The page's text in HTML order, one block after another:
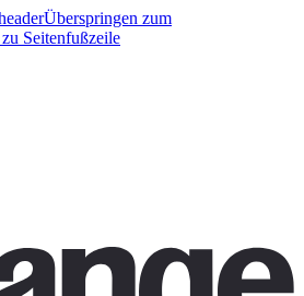
Überspringen zum
Seitenfußzeile